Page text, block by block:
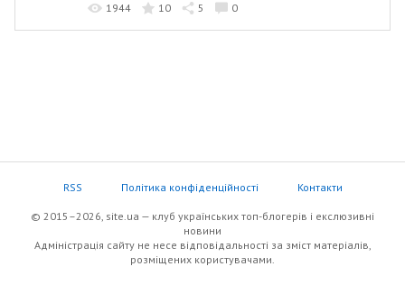
1944
10 5 0
RSS Політика конфіденційності Контакти
© 2015–2026, site.ua — клуб українських топ-блогерів i екслюзивнi
новини
Адміністрація сайту не несе відповідальності за зміст матеріалів,
розміщених користувачами.